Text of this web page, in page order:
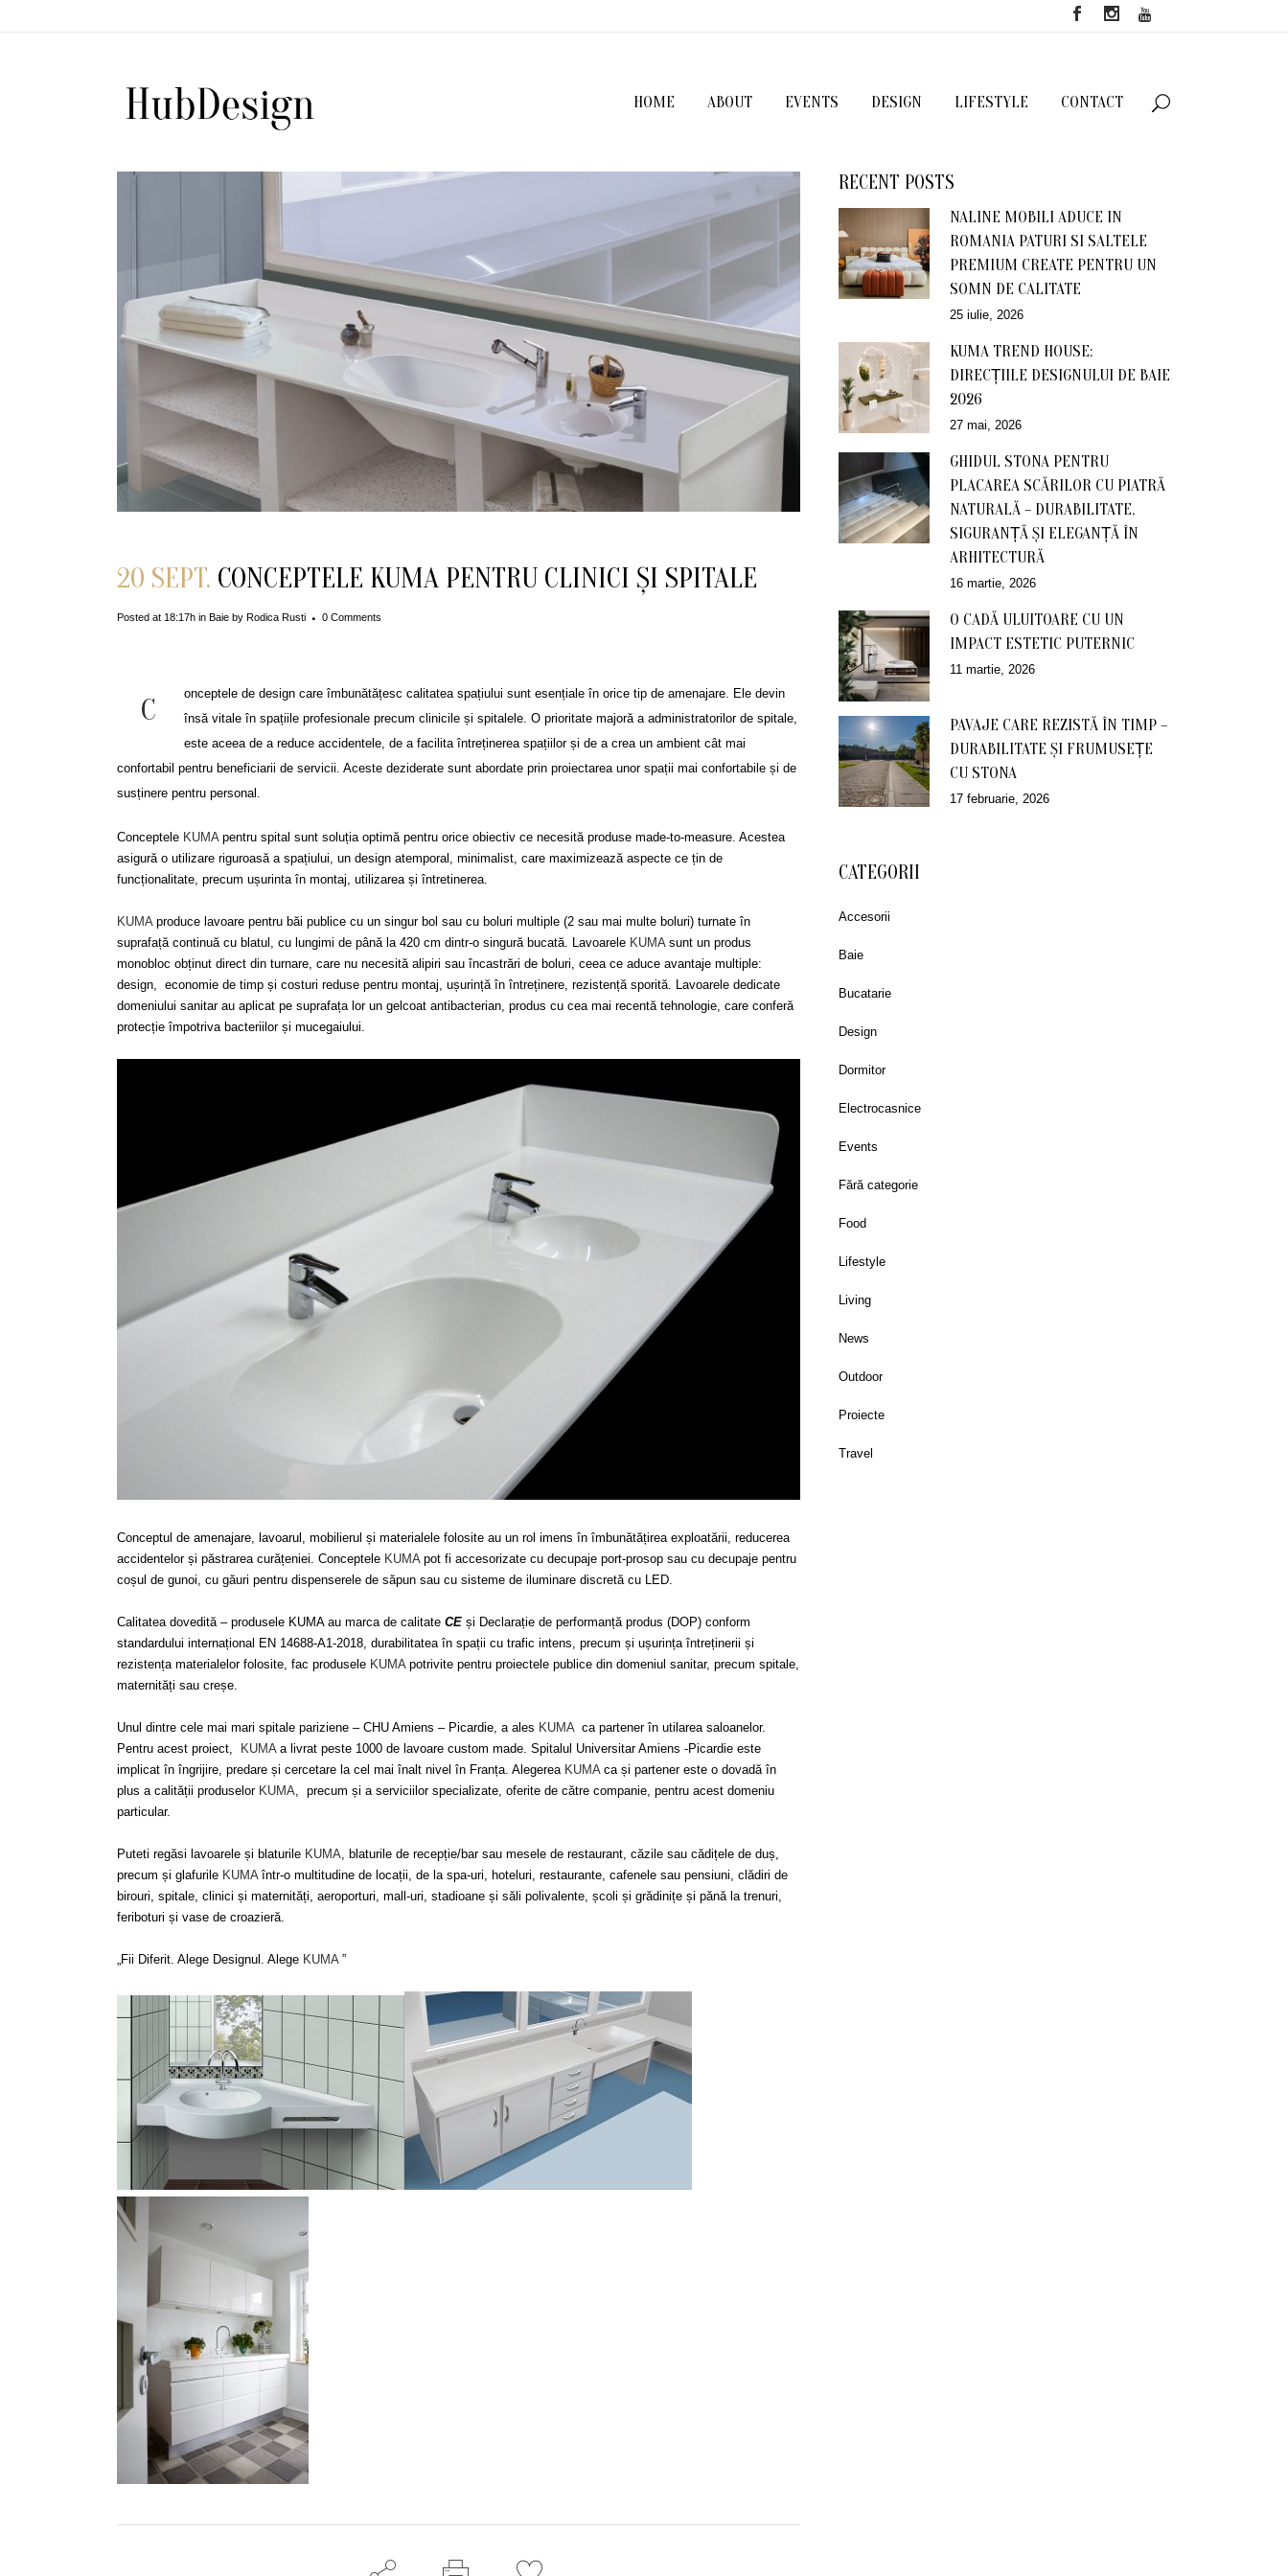
HOME ABOUT EVENTS DESIGN LIFESTYLE CONTACT
20 SEPT. CONCEPTELE KUMA PENTRU CLINICI ȘI SPITALE
Posted at 18:17h in Baie by Rodica Rusti 0 Comments
C
onceptele de design care îmbunătățesc calitatea spațiului sunt esențiale în orice tip de amenajare. Ele devin
însă vitale în spațiile profesionale precum clinicile și spitalele. O prioritate majoră a administratorilor de spitale,
este aceea de a reduce accidentele, de a facilita întreținerea spațiilor și de a crea un ambient cât mai
confortabil pentru beneficiarii de servicii. Aceste deziderate sunt abordate prin proiectarea unor spații mai confortabile și de
susținere pentru personal.
Conceptele KUMApentru spital sunt soluția optimă pentru orice obiectiv ce necesită produse made-to-measure. Acestea
asigură o utilizare riguroasă a spațiului, un design atemporal, minimalist, care maximizează aspecte ce țin de
funcționalitate, precum ușurinta în montaj, utilizarea și întretinerea.
KUMAproduce lavoare pentru băi publice cu un singur bol sau cu boluri multiple (2 sau mai multe boluri) turnate în
suprafață continuă cu blatul, cu lungimi de până la 420 cm dintr-o singură bucată. Lavoarele KUMAsunt un produs
monobloc obținut direct din turnare, care nu necesită alipiri sau încastrări de boluri, ceea ce aduce avantaje multiple:
design, economie de timp și costuri reduse pentru montaj, ușurință în întreținere, rezistență sporită. Lavoarele dedicate
domeniului sanitar au aplicat pe suprafața lor un gelcoat antibacterian, produs cu cea mai recentă tehnologie, care conferă
protecție împotriva bacteriilor și mucegaiului.
Conceptul de amenajare, lavoarul, mobilierul și materialele folosite au un rol imens în îmbunătățirea exploatării, reducerea
accidentelor și păstrarea curățeniei. Conceptele KUMApot fi accesorizate cu decupaje port-prosop sau cu decupaje pentru
coșul de gunoi, cu găuri pentru dispenserele de săpun sau cu sisteme de iluminare discretă cu LED.
Calitatea dovedită – produsele KUMA au marca de calitate CE și Declarație de performanță produs (DOP) conform
standardului internațional EN 14688-A1-2018, durabilitatea în spații cu trafic intens, precum și ușurința întreținerii și
rezistența materialelor folosite, fac produsele KUMApotrivite pentru proiectele publice din domeniul sanitar, precum spitale,
maternități sau creșe.
Unul dintre cele mai mari spitale pariziene – CHU Amiens – Picardie, a ales KUMAca partener în utilarea saloanelor.
Pentru acest proiect,
KUMAa livrat peste 1000 de lavoare custom made. Spitalul Universitar Amiens -Picardie este
implicat în îngrijire, predare și cercetare la cel mai înalt nivel în Franța. Alegerea KUMAca și partener este o dovadă în
plus a calității produselor KUMA, precum și a serviciilor specializate, oferite de către companie, pentru acest domeniu
particular.
Puteti regăsi lavoarele și blaturile KUMA, blaturile de recepție/bar sau mesele de restaurant, căzile sau cădițele de duș,
precum și glafurile KUMAîntr-o multitudine de locații, de la spa-uri, hoteluri, restaurante, cafenele sau pensiuni, clădiri de
birouri, spitale, clinici și maternități, aeroporturi, mall-uri, stadioane și săli polivalente, școli și grădinițe și pănă la trenuri,
feriboturi și vase de croazieră.
„Fii Diferit. Alege Designul. Alege KUMA”
RECENT POSTS
NALINE MOBILI ADUCE IN
ROMANIA PATURI SI SALTELE
PREMIUM CREATE PENTRU UN
SOMN DE CALITATE
25 iulie, 2026
KUMA TREND HOUSE:
DIRECȚIILE DESIGNULUI DE BAIE
2026
27 mai, 2026
GHIDUL STONA PENTRU
PLACAREA SCĂRILOR CU PIATRĂ
NATURALĂ – DURABILITATE,
SIGURANȚĂ ȘI ELEGANȚĂ ÎN
ARHITECTURĂ
16 martie, 2026
O CADĂ ULUITOARE CU UN
IMPACT ESTETIC PUTERNIC
11 martie, 2026
PAVAJE CARE REZISTĂ ÎN TIMP –
DURABILITATE ȘI FRUMUSEȚE
CU STONA
17 februarie, 2026
CATEGORII
Accesorii
Baie
Bucatarie
Design
Dormitor
Electrocasnice
Events
Fără categorie
Food
Lifestyle
Living
News
Outdoor
Proiecte
Travel